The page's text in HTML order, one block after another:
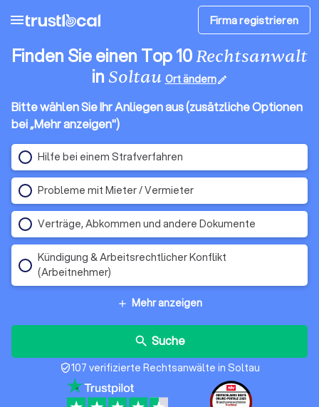
menu Firma registrieren
Finden Sie einen Top 10Rechtsanwalt
in Soltau Ort ändernedit
Bitte wählen Sie Ihr Anliegen aus (zusätzliche Optionen
bei „Mehr anzeigen")
Hilfe bei einem Strafverfahren
Probleme mit Mieter / Vermieter
Verträge, Abkommen und andere Dokumente
Kündigung & Arbeitsrechtlicher Konflikt
(Arbeitnehmer)
add Mehr anzeigen
search Suche
verified_user107 verifizierte Rechtsanwälte in Soltau